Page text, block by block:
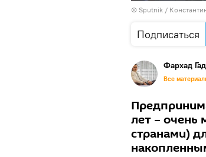
© Sputnik /
Подписаться
Фархад
Все
лет – очень
странами)